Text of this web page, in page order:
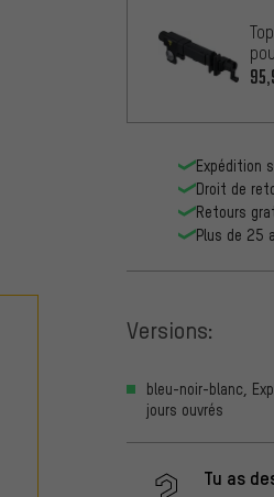
Expédition
Droit de
Retours
Plus de 25
Versions:
bleu-noir-blanc,
jours ouvrés
Tu as